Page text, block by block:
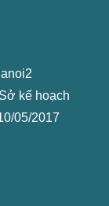
kế hoạch
05/2017